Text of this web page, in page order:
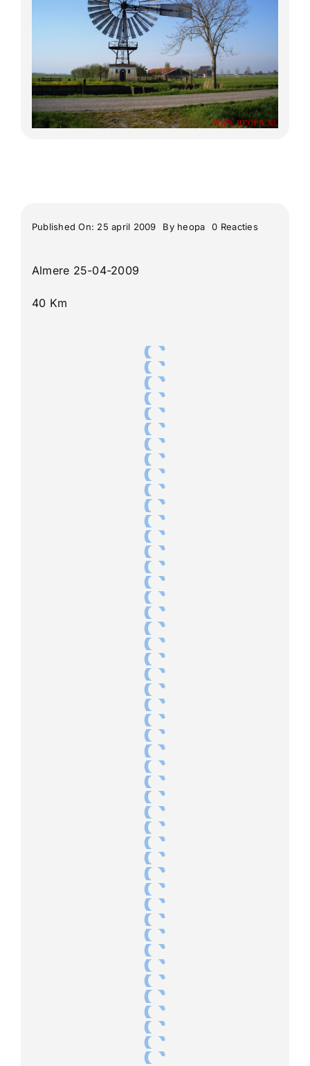
Meerdaagse tochten
Buitenlandse Wandelingen
Recente Wandelingen
Published On: 25 april 2009 By heopa 0 Reactieson
Almere 25-04-2009
40 Km